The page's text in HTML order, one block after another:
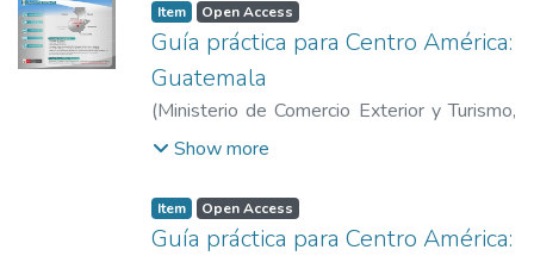
Item Open Access
Guía práctica para Centro América:
Guatemala
(Ministerio de Comercio Exterior y Turismo,
2013)Ministerio de Comercio Exterior y
Show more
Item Open Access
Guía práctica para Centro América: